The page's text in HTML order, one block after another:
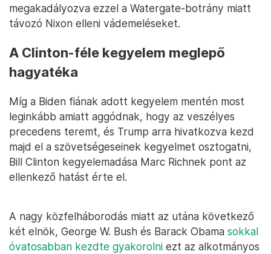
megakadályozva ezzel a Watergate-botrány miatt
távozó Nixon elleni vádemeléseket.
A Clinton-féle kegyelem meglepő
hagyatéka
Míg a Biden fiának adott kegyelem mentén most
leginkább amiatt aggódnak, hogy az veszélyes
precedens teremt, és Trump arra hivatkozva kezd
majd el a szövetségeseinek kegyelmet osztogatni,
Bill Clinton kegyelemadása Marc Richnek pont az
ellenkező hatást érte el.
A nagy közfelháborodás miatt az utána következő
két elnök, George W. Bush és Barack Obama sokkal
óvatosabban kezdte gyakorolni ezt az alkotmányos